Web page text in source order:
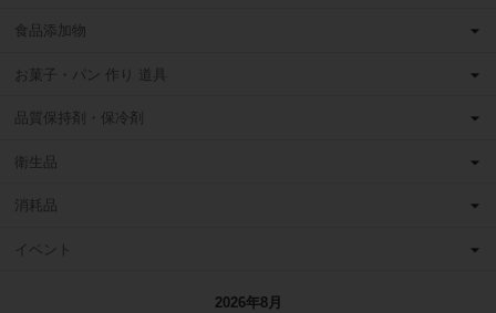
食品添加物
お菓子・パン 作り 道具
品質保持剤・保冷剤
衛生品
消耗品
イベント
2026年8月